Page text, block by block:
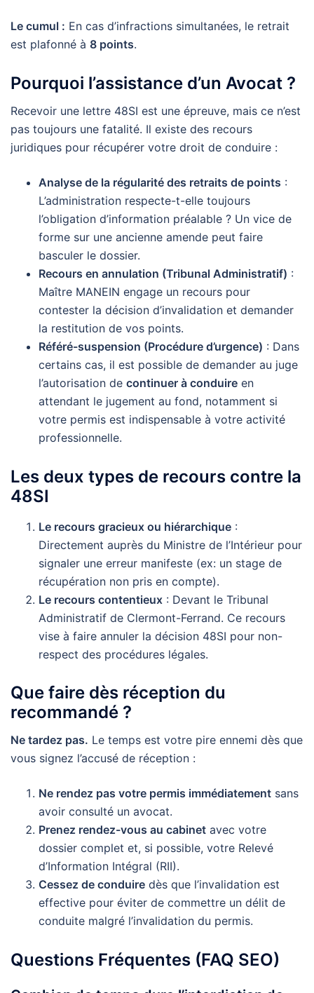
Le cumul : En cas d’infractions simultanées, le retrait
est plafonné à 8 points.
Pourquoi l’assistance d’un Avocat ?
Recevoir une lettre 48SI est une épreuve, mais ce n’est
pas toujours une fatalité. Il existe des recours
juridiques pour récupérer votre droit de conduire :
Analyse de la régularité des retraits de points :
L’administration respecte-t-elle toujours
l’obligation d’information préalable ? Un vice de
forme sur une ancienne amende peut faire
basculer le dossier.
Recours en annulation (Tribunal Administratif) :
Maître MANEIN engage un recours pour
contester la décision d’invalidation et demander
la restitution de vos points.
Référé-suspension (Procédure d’urgence) : Dans
certains cas, il est possible de demander au juge
l’autorisation de continuer à conduire en
attendant le jugement au fond, notamment si
votre permis est indispensable à votre activité
professionnelle.
Les deux types de recours contre la
48SI
Le recours gracieux ou hiérarchique :
Directement auprès du Ministre de l’Intérieur pour
signaler une erreur manifeste (ex: un stage de
récupération non pris en compte).
Le recours contentieux : Devant le Tribunal
Administratif de Clermont-Ferrand. Ce recours
vise à faire annuler la décision 48SI pour non-
respect des procédures légales.
Que faire dès réception du
recommandé ?
Ne tardez pas. Le temps est votre pire ennemi dès que
vous signez l’accusé de réception :
Ne rendez pas votre permis immédiatement sans
avoir consulté un avocat.
Prenez rendez-vous au cabinet avec votre
dossier complet et, si possible, votre Relevé
d’Information Intégral (RII).
Cessez de conduire dès que l’invalidation est
effective pour éviter de commettre un délit de
conduite malgré l’invalidation du permis.
Questions Fréquentes (FAQ SEO)